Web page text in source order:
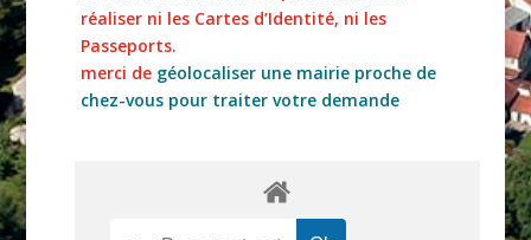
réaliser ni les Cartes d’Identité, ni les
Passeports.
merci de géolocaliser une mairie proche de
chez-vous pour traiter votre demande